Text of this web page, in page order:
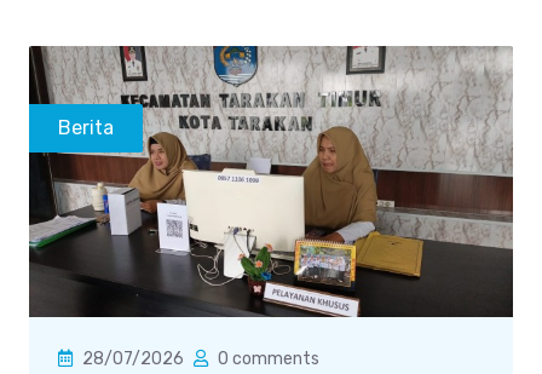
Berita
28/07/2026 0 comments